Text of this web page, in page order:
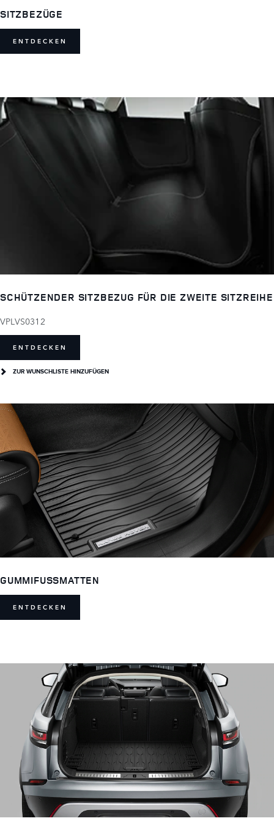
SITZBEZÜGE
ENTDECKEN
SCHÜTZENDER SITZBEZUG FÜR DIE ZWEITE SITZREIHE
VPLVS0312
ENTDECKEN
ZUR WUNSCHLISTE HINZUFÜGEN
GUMMIFUSSMATTEN
ENTDECKEN